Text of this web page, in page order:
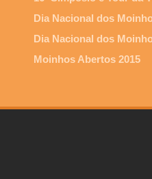
Dia Nacional dos
Dia Nacional dos
Moinhos Abertos 2015